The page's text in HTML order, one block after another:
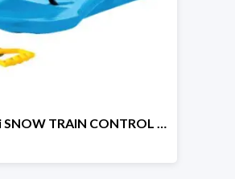
Sanki SNOW TRAIN CONTROL -25%